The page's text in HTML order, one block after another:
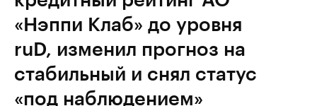
«Нэппи Клаб» до уровня
ruD, изменил прогноз на
стабильный и снял статус
«под наблюдением»